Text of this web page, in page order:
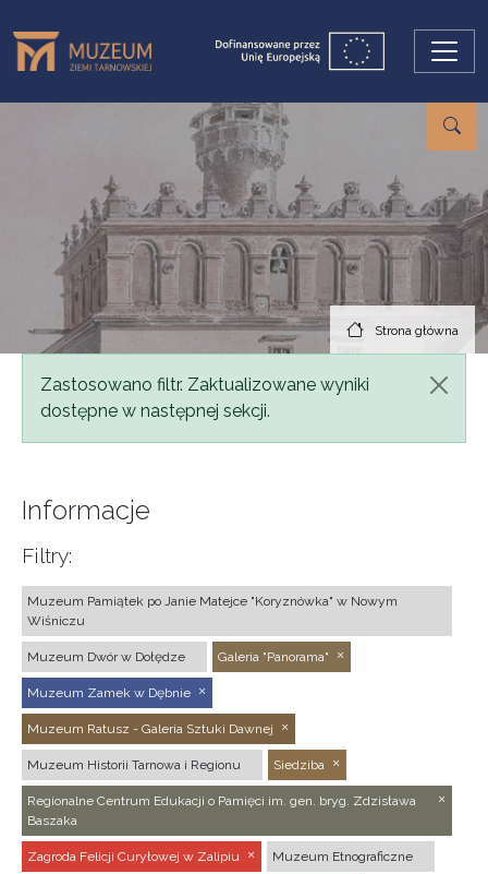
Strona główna
Komunikat
Zastosowano filtr. Zaktualizowane wyniki
dostępne w następnej sekcji.
Informacje
Filtry:
Muzeum Pamiątek po Janie Matejce "Koryznówka" w Nowym
Wiśniczu
Muzeum Dwór w Dołędze Galeria "Panorama"
Muzeum Zamek w Dębnie
Muzeum Ratusz - Galeria Sztuki Dawnej
Muzeum Historii Tarnowa i Regionu Siedziba
Regionalne Centrum Edukacji o Pamięci im. gen. bryg. Zdzisława
Baszaka
Zagroda Felicji Curyłowej w Zalipiu Muzeum Etnograficzne